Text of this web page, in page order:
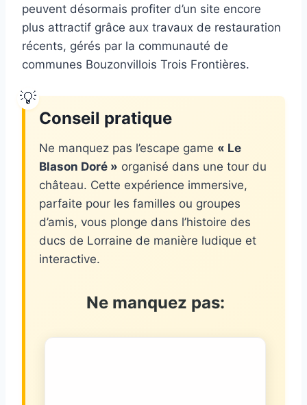
peuvent désormais profiter d’un site encore
plus attractif grâce aux travaux de restauration
récents, gérés par la communauté de
communes Bouzonvillois Trois Frontières.
Conseil pratique
Ne manquez pas l’escape game « Le
Blason Doré » organisé dans une tour du
château. Cette expérience immersive,
parfaite pour les familles ou groupes
d’amis, vous plonge dans l’histoire des
ducs de Lorraine de manière ludique et
interactive.
Ne manquez pas: